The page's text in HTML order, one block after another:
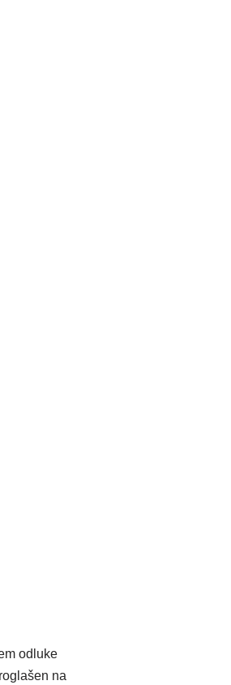
odluke
na